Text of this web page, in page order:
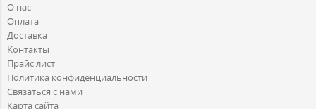
О нас
Оплата
Доставка
Контакты
Прайс лист
Политика конфиденциальности
Связаться с нами
Карта сайта